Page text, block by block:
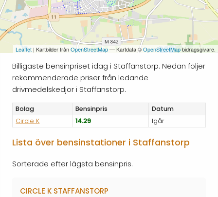
Leaflet | Kartbilder frånOpenStreetMap— Kartdata ©OpenStreetMapbidragsgivare.
Billigaste bensinpriset idag i Staffanstorp. Nedan följer
rekommenderade priser från ledande
drivmedelskedjor i Staffanstorp.
Bolag Bensinpris
Datum
Circle K
14.29 Igår
Lista över bensinstationer i Staffanstorp
Sorterade efter lägsta bensinpris.
CIRCLE K STAFFANSTORP